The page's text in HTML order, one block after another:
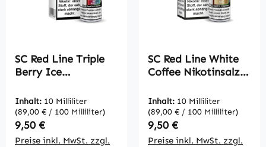
SC Red Line Triple
Berry Ice
10mg/20mg
Inhalt: 10 Milliliter
(89,00 € / 100 Milliliter)
Regulärer Preis:
9,50 €
Preise inkl. MwSt. zzgl.
SC Red Line White
Coffee Nikotinsalz
Inhalt: 10 Milliliter
(89,00 € / 100 Milliliter)
Regulärer Preis:
9,50 €
Preise inkl. MwSt. zzgl.